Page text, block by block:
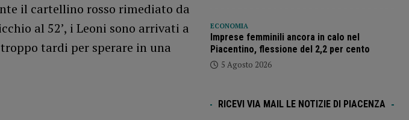
il cartellino rosso rimediato da
al 52’, i Leoni sono arrivati a
tardi per sperare in una
ECONOMIA
Imprese femminili ancora in calo nel
Piacentino, flessione del 2,2 per cento
5 Agosto 2026
RICEVI VIA MAIL LE NOTIZIE DI PIACENZA